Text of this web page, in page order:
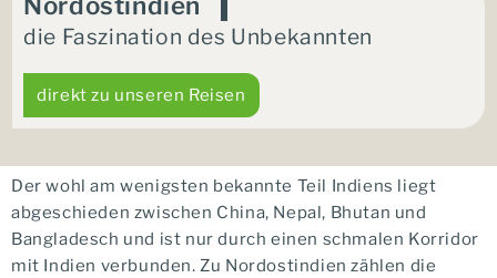
die Faszination des Unbekannten
direkt zu unseren Reisen
Der wohl am wenigsten bekannte Teil Indiens liegt
abgeschieden zwischen China, Nepal, Bhutan und
Bangladesch und ist nur durch einen schmalen Korridor
mit Indien verbunden. Zu Nordostindien zählen die